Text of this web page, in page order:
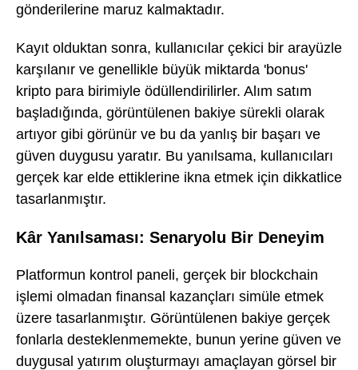
gönderilerine maruz kalmaktadır.
Kayıt olduktan sonra, kullanıcılar çekici bir arayüzle
karşılanır ve genellikle büyük miktarda 'bonus'
kripto para birimiyle ödüllendirilirler. Alım satım
başladığında, görüntülenen bakiye sürekli olarak
artıyor gibi görünür ve bu da yanlış bir başarı ve
güven duygusu yaratır. Bu yanılsama, kullanıcıları
gerçek kar elde ettiklerine ikna etmek için dikkatlice
tasarlanmıştır.
Kâr Yanılsaması: Senaryolu Bir Deneyim
Platformun kontrol paneli, gerçek bir blockchain
işlemi olmadan finansal kazançları simüle etmek
üzere tasarlanmıştır. Görüntülenen bakiye gerçek
fonlarla desteklenmemekte, bunun yerine güven ve
duygusal yatırım oluşturmayı amaçlayan görsel bir